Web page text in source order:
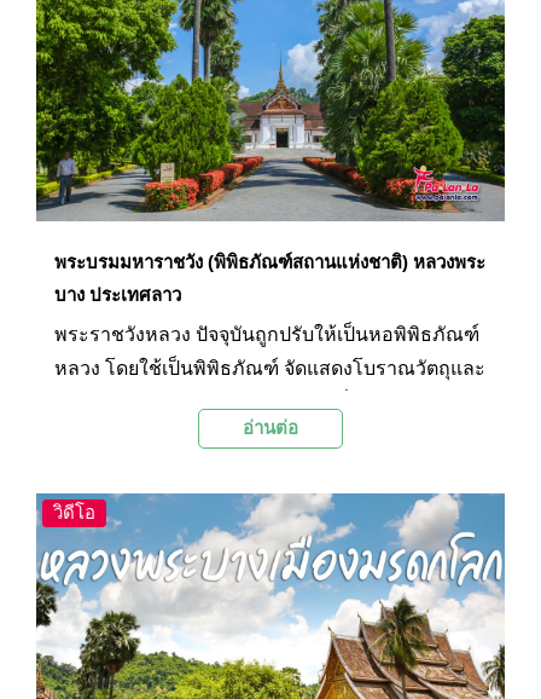
พระบรมมหาราชวัง (พิพิธภัณฑ์สถานแห่งชาติ) หลวงพระ
บาง ประเทศลาว
พระราชวังหลวง ปัจจุบันถูกปรับให้เป็นหอพิพิธภัณฑ์
หลวง โดยใช้เป็นพิพิธภัณฑ์ จัดแสดงโบราณวัตถุและ
ราชูปโภคของเจ้าชีวิต พระพุทธรูป และวัตถุโบราณ
พระราชวังหรือหอคำ เดิมคือพระราชวังของเจ้ามหา
ชีวิตสายหลวงพระบาง จึงเรียกอีกชื่อว่า วังเจ้ามหา
ชีวิต สร้างเมื่อ พ.ศ. 2447 ในสมัยเจ้ามหาชีวิตสว่าง
วงศ์ สืบทอดต่อมาถึงสมัยเจ้ามหาชีวิตศรีสว่างวัฒนา
พระมหากษัตริย์องค์สุดท้ายของลาว
อ่านต่อ
วิดีโอ